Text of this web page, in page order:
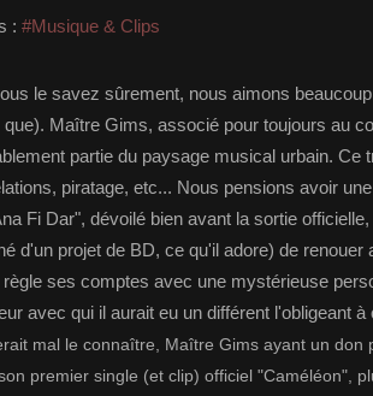
: #Musique & Clips
le savez sûrement, nous aimons
Maître Gims, associé pour toujours au
partie du paysage musical urbain. Ce
piratage, etc... Nous pensions avoir
Fi Dar", dévoilé bien avant la sortie
d'un projet de BD, ce qu'il adore) de
règle ses comptes avec une mystérieuse
avec qui il aurait eu un différent l'obligeant à
mal le connaître, Maître Gims ayant un don
premier single (et clip) officiel "Caméléon",